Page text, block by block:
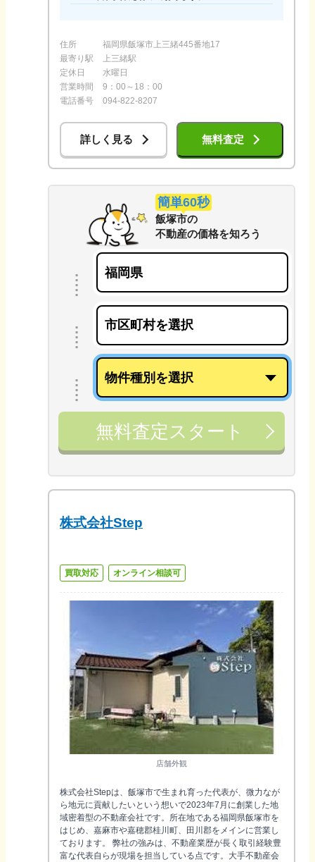
住所
福岡県飯塚市上三緒445番地17
最寄り駅
上三緒駅
定休日
水曜日
営業時間
9：00～18：00
電話番号
094-822-8207
詳しく見る 無料査定
簡単60秒
飯塚市の
不動産の価格を知ろう
無料査定スタート
株式会社Step
買取対応 オンライン相談可
店舗外観
株式会社Stepは、飯塚市で生まれ育った代表が、微力なが
ら地元に貢献したいという想いで2023年7月に創業した地
域密着型の不動産会社です。所在地である福岡県飯塚市を
はじめ、嘉麻市や嘉穂郡桂川町、田川郡をメインに営業し
ております。 弊社の強みは、不動産業歴が長く取引経験豊
富な代表自らが現場を担当している点です。大手不動産会